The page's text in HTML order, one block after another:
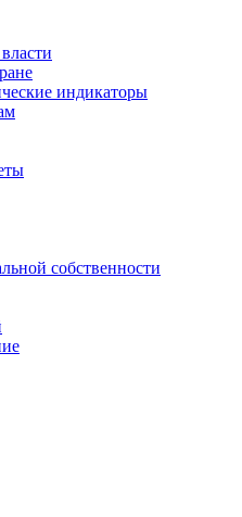
индикаторы
собственности